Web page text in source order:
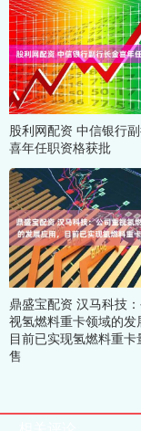
股利网配资 中信银行
喜年任职资格获批
鼎盛宝配资 汉马科技
视氢燃料重卡领域的发
目前已实现氢燃料重卡
售